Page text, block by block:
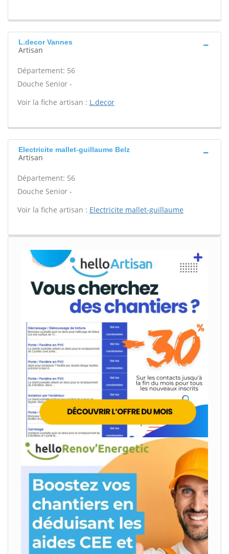
L.decor Vannes
Artisan
Département: 56
Douche Senior -
Voir la fiche artisan : L.decor
Electricite mallet-guillaume Belz
Artisan
Département: 56
Douche Senior -
Voir la fiche artisan : Electricite mallet-guillaume